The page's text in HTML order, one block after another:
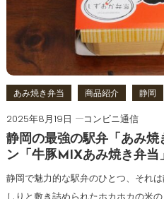
あみ焼き弁当 商品紹介 静岡
2025年8月19日
コンビニ通信
静岡の最強の駅弁「あみ焼
ン「牛豚MIXあみ焼き弁当
静岡で魅力的な駅弁のひとつ、それ
しりと敷き詰められたホカホカの米